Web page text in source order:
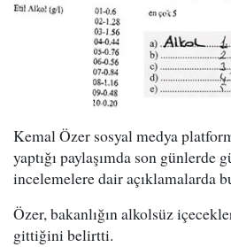
Kemal Özer sosyal medya
yaptığı paylaşımda son günlerde
incelemelere dair açıklamalarda
Özer, bakanlığın alkolsüz
gittiğini belirtti.